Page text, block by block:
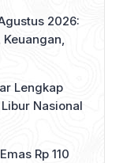
2026:
Keuangan,
Lengkap
Nasional
Rp 110